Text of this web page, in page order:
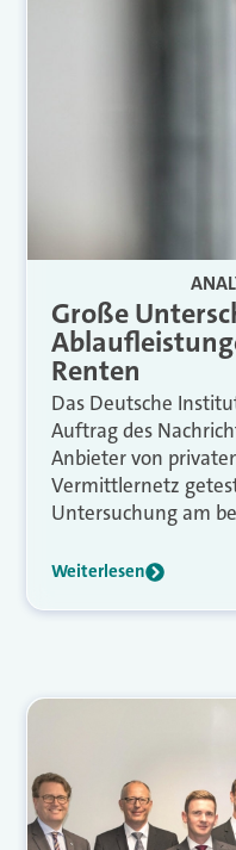
Große
Renten
Das Deutsche
Auftrag des
Anbieter von
Vermittlernetz
Untersuchung am
Weiterlesen